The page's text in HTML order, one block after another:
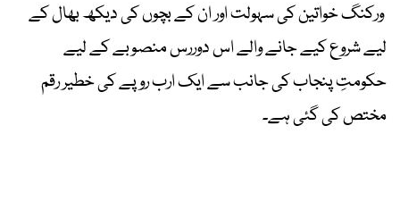
ورکنگ خواتین کی سہولت اور ان کے بچوں کی دیکھ بھال کے
لیے شروع کیے جانے والے اس دوررس منصوبے کے لیے
حکومتِ پنجاب کی جانب سے ایک ارب روپے کی خطیر رقم
مختص کی گئی ہے۔